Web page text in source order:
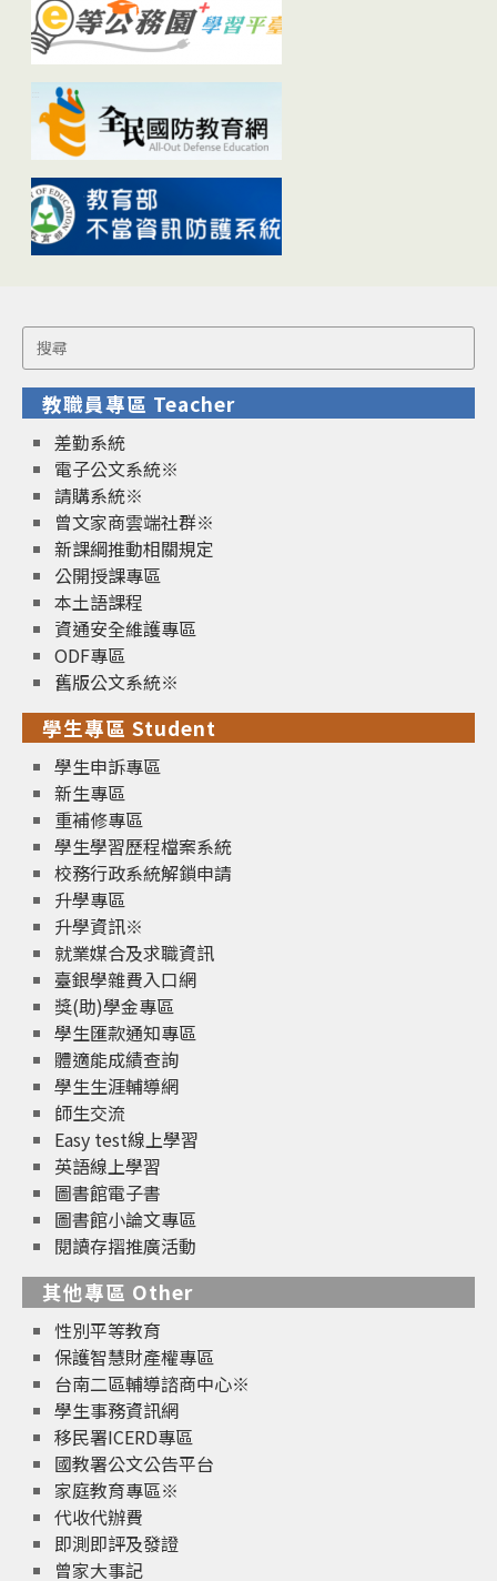
Search
for:
教職員專區 Teacher
差勤系統
電子公文系統※
請購系統※
曾文家商雲端社群※
新課綱推動相關規定
公開授課專區
本土語課程
資通安全維護專區
ODF專區
舊版公文系統※
學生專區 Student
學生申訴專區
新生專區
重補修專區
學生學習歷程檔案系統
校務行政系統解鎖申請
升學專區
升學資訊※
就業媒合及求職資訊
臺銀學雜費入口網
獎(助)學金專區
學生匯款通知專區
體適能成績查詢
學生生涯輔導網
師生交流
Easy test線上學習
英語線上學習
圖書館電子書
圖書館小論文專區
閱讀存摺推廣活動
其他專區 Other
性別平等教育
保護智慧財產權專區
台南二區輔導諮商中心※
學生事務資訊網
移民署ICERD專區
國教署公文公告平台
家庭教育專區※
代收代辦費
即測即評及發證
曾家大事記